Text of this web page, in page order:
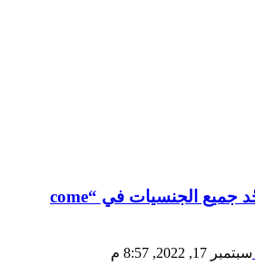
الشاب خالد يوحّد جميع الجنسيات في “come
سبتمبر 17, 2022, 8:57 م